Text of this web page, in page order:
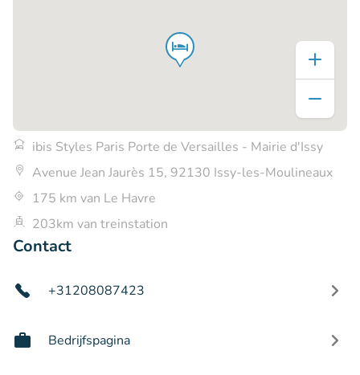
ibis Styles Paris Porte de Versailles - Mairie d'Issy
Avenue Jean Jaurès 15, 92130 Issy-les-Moulineaux
175 km van Le Havre
203km van treinstation
Contact
+31208087423
Bedrijfspagina